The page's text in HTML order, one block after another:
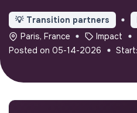
💡 Transition partners
Paris, France
Impact
Posted on 05-14-2026